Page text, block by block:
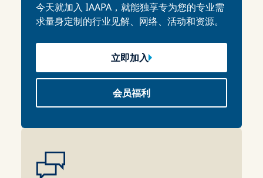
今天就加入 IAAPA，就能独享专为您的专业需
求量身定制的行业见解、网络、活动和资源。
立即加入
会员福利